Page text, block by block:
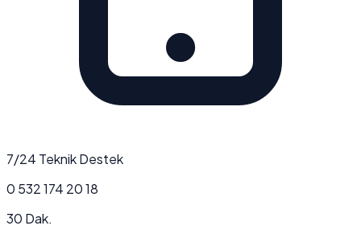
7/24 Teknik Destek
0 532 174 20 18
30 Dak.